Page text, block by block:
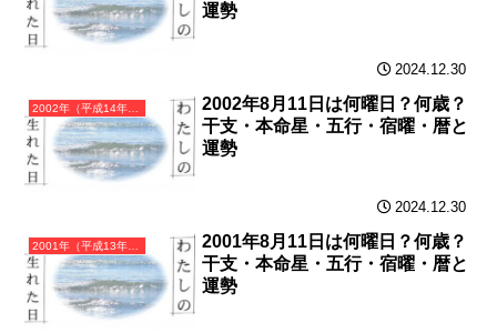
運勢
2024.12.30
2002年（平成14年）壬午（みずのえうま）・午年（うま年）カレンダー（月曜はじまり）
2002年8月11日は何曜日？何歳？
干支・本命星・五行・宿曜・暦と
運勢
2024.12.30
2001年（平成13年）辛巳（かのとみ）・巳年（へび年）カレンダー（月曜はじまり）
2001年8月11日は何曜日？何歳？
干支・本命星・五行・宿曜・暦と
運勢